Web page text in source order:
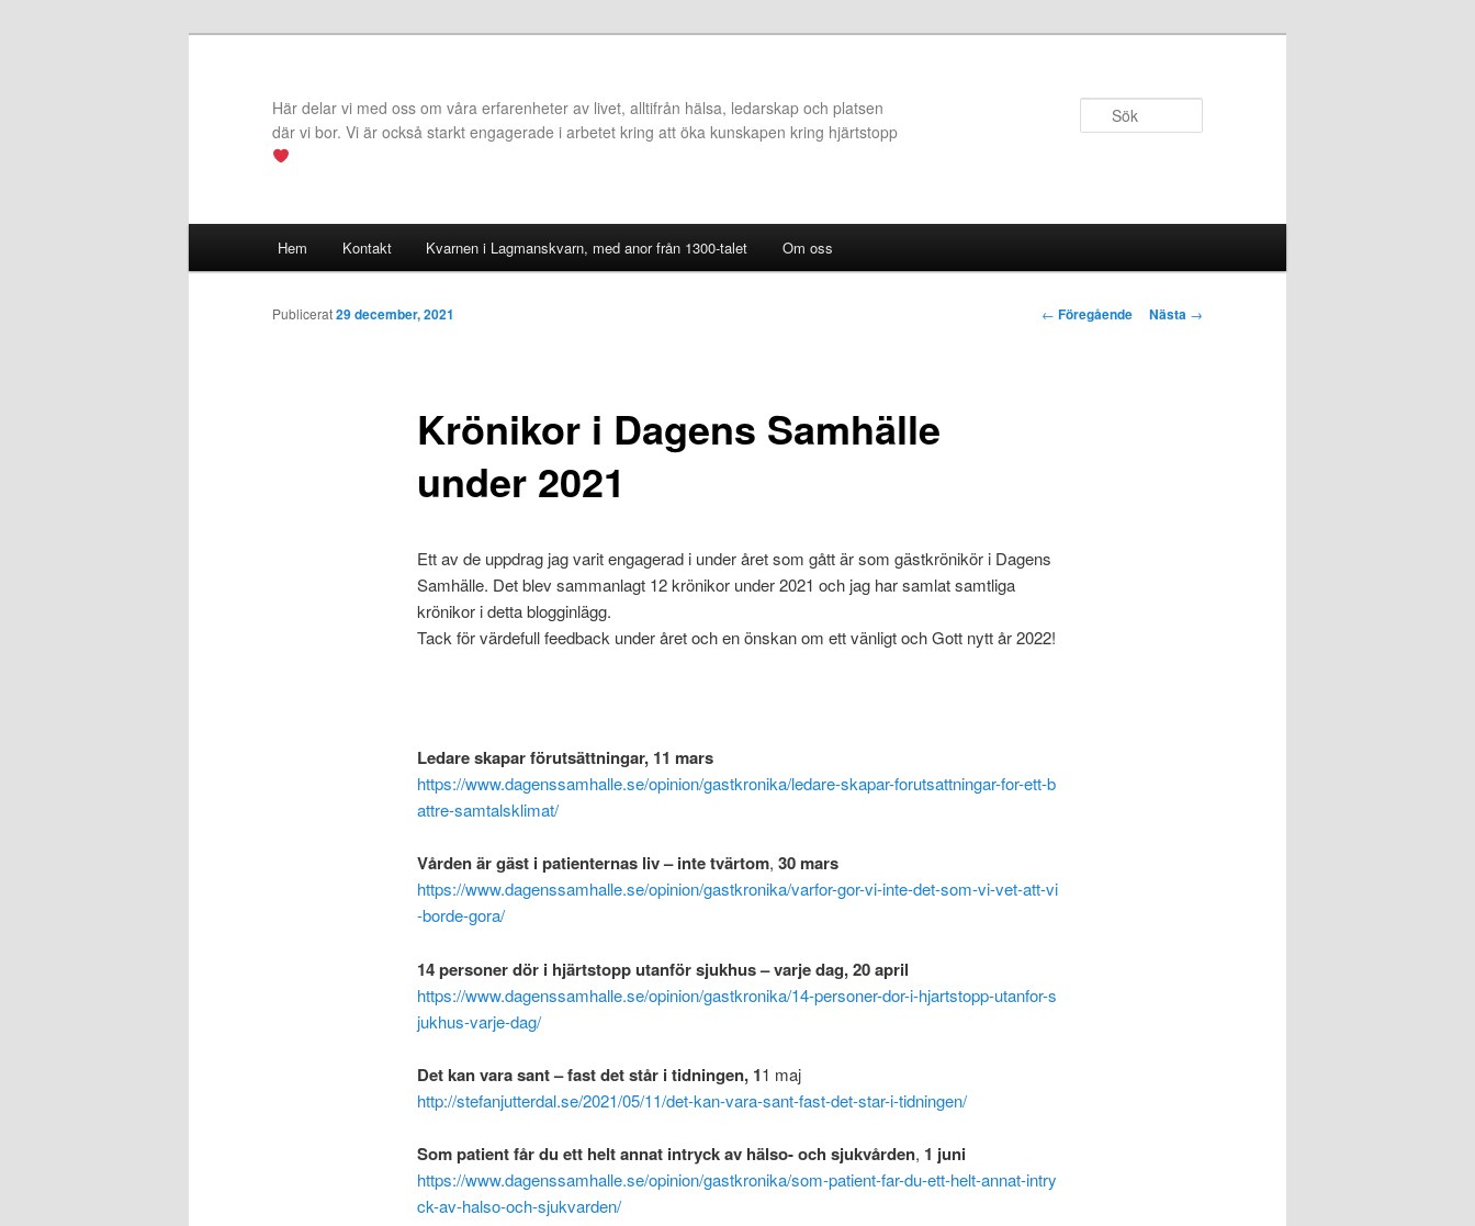
Här delar vi med oss om våra erfarenheter av livet, alltifrån hälsa, ledarskap och platsen
där vi bor. Vi är också starkt engagerade i arbetet kring att öka kunskapen kring hjärtstopp
Hem Kontakt Kvarnen i Lagmanskvarn, med anor från 1300-talet Om oss
Inläggsnavigering
← Föregående Nästa →
Krönikor i Dagens Samhälle
under 2021
Publicerat29 december, 2021
Ett av de uppdrag jag varit engagerad i under året som gått är som gästkrönikör i Dagens
Samhälle. Det blev sammanlagt 12 krönikor under 2021 och jag har samlat samtliga
krönikor i detta blogginlägg.
Tack för värdefull feedback under året och en önskan om ett vänligt och Gott nytt år 2022!
Ledare skapar förutsättningar, 11 mars
https://www.dagenssamhalle.se/opinion/gastkronika/ledare-skapar-forutsattningar-for-ett-b
attre-samtalsklimat/
Vården är gäst i patienternas liv – inte tvärtom, 30 mars
https://www.dagenssamhalle.se/opinion/gastkronika/varfor-gor-vi-inte-det-som-vi-vet-att-vi
-borde-gora/
14 personer dör i hjärtstopp utanför sjukhus – varje dag, 20 april
https://www.dagenssamhalle.se/opinion/gastkronika/14-personer-dor-i-hjartstopp-utanfor-s
jukhus-varje-dag/
Det kan vara sant – fast det står i tidningen, 11 maj
http://stefanjutterdal.se/2021/05/11/det-kan-vara-sant-fast-det-star-i-tidningen/
Som patient får du ett helt annat intryck av hälso- och sjukvården, 1 juni
https://www.dagenssamhalle.se/opinion/gastkronika/som-patient-far-du-ett-helt-annat-intry
ck-av-halso-och-sjukvarden/